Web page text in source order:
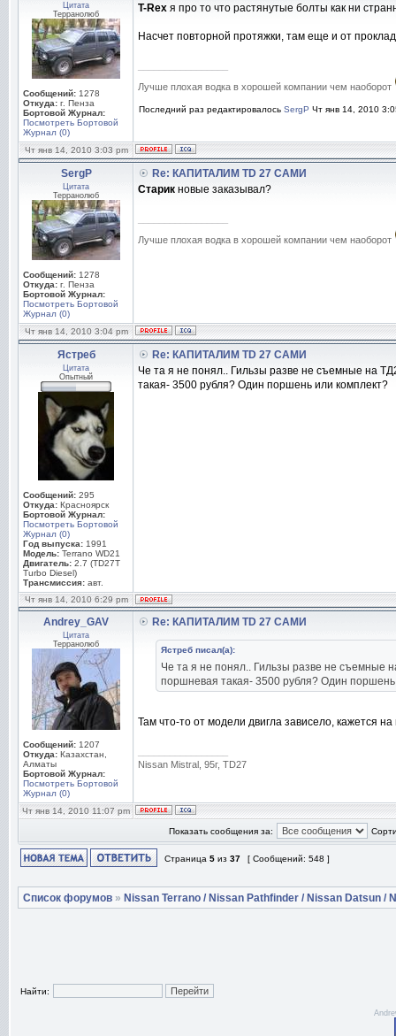
Цитата
Терранолюб
Сообщений: 1278
Откуда: г. Пенза
Бортовой Журнал:
Посмотреть Бортовой
Журнал (0)
T-Rex я про то что растянутые болты как ни
Насчет повторной протяжки, там еще и от
Лучше плохая водка в хорошей компании чем наоборот
Последний раз редактировалось SergP Чт янв 14, 2010
Чт янв 14, 2010 3:03 pm
SergP
Цитата
Терранолюб
Сообщений: 1278
Откуда: г. Пенза
Бортовой Журнал:
Посмотреть Бортовой
Журнал (0)
Re: КАПИТАЛИМ TD 27 САМИ
Старик новые заказывал?
Лучше плохая водка в хорошей компании чем наоборот
Чт янв 14, 2010 3:04 pm
Ястреб
Цитата
Опытный
Сообщений: 295
Откуда: Красноярск
Бортовой Журнал:
Посмотреть Бортовой
Журнал (0)
Год выпуска: 1991
Модель: Terrano WD21
Двигатель: 2.7 (TD27T
Turbo Diesel)
Трансмиссия: авт.
Re: КАПИТАЛИМ TD 27 САМИ
Че та я не понял.. Гильзы разве не съемные на
такая- 3500 рубля? Один поршень или комплект?
Чт янв 14, 2010 6:29 pm
Andrey_GAV
Цитата
Терранолюб
Сообщений: 1207
Откуда: Казахстан,
Алматы
Бортовой Журнал:
Посмотреть Бортовой
Журнал (0)
Re: КАПИТАЛИМ TD 27 САМИ
Ястреб писал(а):
Че та я не понял.. Гильзы разве не съемные
поршневая такая- 3500 рубля? Один поршень
Там что-то от модели двигла зависело, кажется
Nissan Mistral, 95г, TD27
Чт янв 14, 2010 11:07 pm
Показать сообщения за:
Страница 5 из 37 [ Сообщений: 548 ]
Список форумов » Nissan Terrano / Nissan Pathfinder / Nissan Datsun /
Найти: